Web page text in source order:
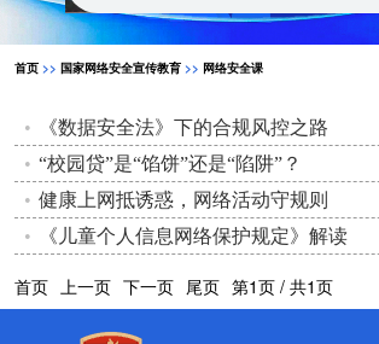
首页 >> 国家网络安全宣传教育 >> 网络安全课
《数据安全法》下的合规风控之路
“校园贷”是“馅饼”还是“陷阱”？
健康上网抵诱惑，网络活动守规则
《儿童个人信息网络保护规定》解读
首页 上一页 下一页 尾页 第1页 / 共1页